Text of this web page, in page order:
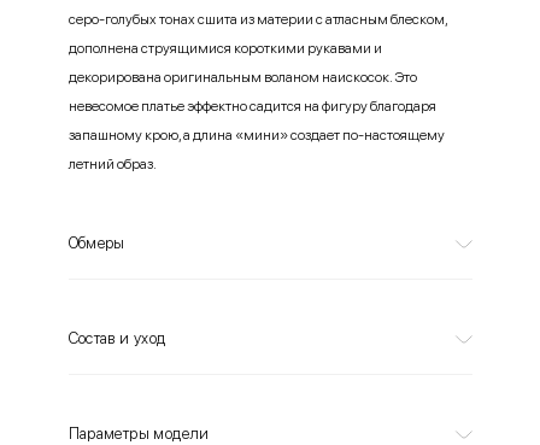
серо-голубых тонах сшита из материи с атласным блеском,
дополнена струящимися короткими рукавами и
декорирована оригинальным воланом наискосок. Это
невесомое платье эффектно садится на фигуру благодаря
запашному крою, а длина «мини» создает по-настоящему
летний образ.
Обмеры
Состав и уход
Параметры модели